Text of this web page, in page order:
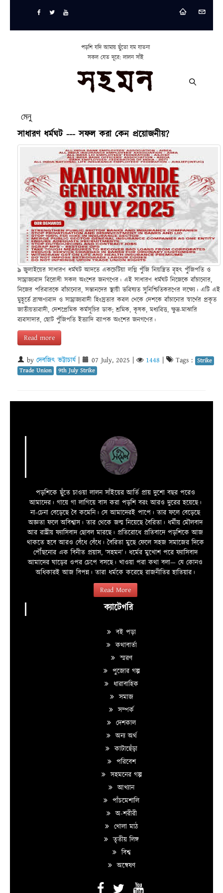
পড়শি যদি আমায় ছুঁতো যম যাতনা
সকল যেত দূরে: লালন সাঁই
মেনু
সাধারণ ধর্মঘট --- সফল করা কেন প্রয়োজনীয়?
৯ জুলাইয়ের সাধারণ ধর্মঘট আদতে একচেটিয়া লগ্নি পুঁজি নিয়ন্ত্রিত বৃহৎ পুঁজিপতি ও
সাম্রাজ্যবাদ বিরোধী সকল অংশের জনগণের। এই সাধারণ ধর্মঘট নিজেকে বাঁচানোর,
নিজের পরিবারকে বাঁচানোর, সন্তানদের স্থায়ী ভবিষ্যত সুনিশ্চিতিকরণের লক্ষ্যে। এটি এই
মুহূর্তে ব্রাহ্মণ্যবাদ ও সাম্রাজ্যবাদী হিংস্রতার কবল থেকে দেশকে বাঁচানোর স্বার্থের প্রকৃত
জাতীয়তাবাদী, দেশপ্রেমিক কর্মসূচির ডাক; শ্রমিক, কৃষক, মধ্যবিত্ত, ক্ষুদ্র-মাঝারি
ব্যবসাদার, ছোট পুঁজিপতি ইত্যাদি ব্যাপক অংশের জনগণের।
Read more
by দেবজিৎ ভট্টাচার্য 07 July, 2025 1448 Tags : Strike
Trade Union
9th July Strike
পড়শিকে ছুঁতে চাওয়া লালন সাঁইয়ের আর্তি প্রায় দুশো বছর পরেও
আমাদের। গায়ে গা লাগিয়ে বাস করা পড়শি বরং আরও দুরের হয়েছে।
না-চেনা বেড়েছে বৈ কমেনি। সে আমাদেরই পাপে। তার ফলে বেড়েছে
অজ্ঞতা ফলে অবিশ্বাস। তার থেকে জন্ম নিয়েছে বৈরিতা। ধর্মীয় মৌলবাদ
আর রাষ্ট্রীয় ফ্যাসিবাদ ছোবল মারছে। প্রতিরোধে প্রতিবাদে পড়শিকে আজ
থাকতে হবে আরও বেঁধে বেঁধে। বৈরিতা মুছে ফেলে সহজ সমাজের দিকে
পৌঁছনোর এক বিনীত প্রয়াস, ‘সহমন’। ধর্মের মুখোশ পরে ফ্যাসিবাদ
আমাদের ঘাড়ের ওপর চেপে বসছে। খাওয়া পরা কথা বলা—­­ যে কোনও
অধিকারই আজ বিপন্ন। তারা ধর্মকে করেছে রাজনীতির হাতিয়ার।
Read More
ক্যাটেগরি
বই পড়া
কথাবার্তা
স্মরণ
পুজোর গল্প
ধারাবাহিক
সমাজ
সম্পর্ক
দেশকাল
অন্য অর্থ
কাটাছেঁড়া
পরিবেশ
সহমনের গল্প
আখ্যান
পাঁচমেশালি
অ-শরীরী
খোলা মাঠ
তৃতীয় লিঙ্গ
বিশ্ব
অন্বেষণ